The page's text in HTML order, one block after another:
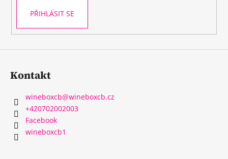
PŘIHLÁSIT SE
Kontakt
wineboxcb@wineboxcb.cz
+420702002003
Facebook
wineboxcb1